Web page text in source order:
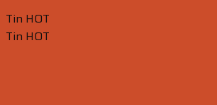
Tin HOT
Tin HOT